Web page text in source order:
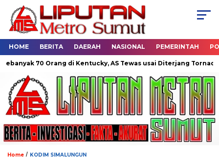
HOME BERITA DAERAH NASIONAL PEMERINTAH
70 Orang di Kentucky, AS Tewas usai Diterjang Tornado
Home / KODIM SIMALUNGUN